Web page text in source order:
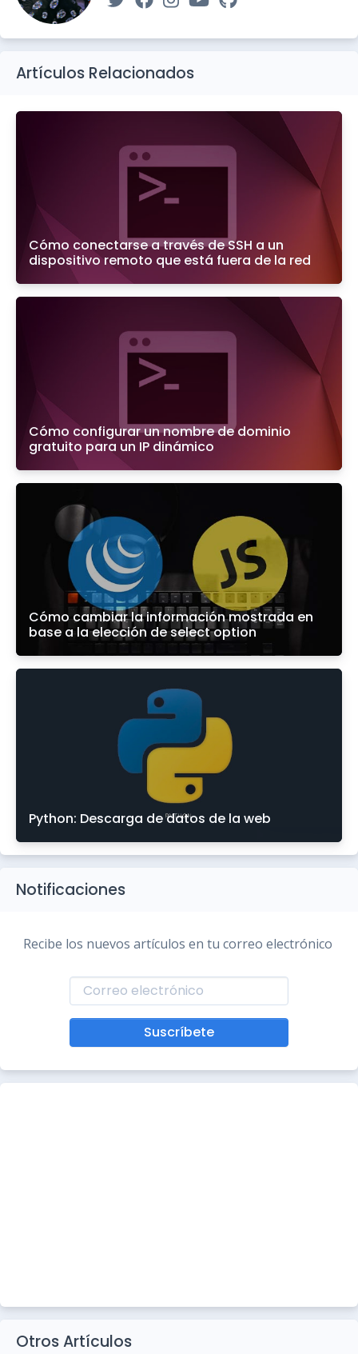
Artículos Relacionados
Cómo conectarse a través de SSH a un
dispositivo remoto que está fuera de la red
Cómo configurar un nombre de dominio
gratuito para un IP dinámico
Cómo cambiar la información mostrada en
base a la elección de select option
Python: Descarga de datos de la web
Notificaciones
Recibe los nuevos artículos en tu correo electrónico
Suscríbete
Otros Artículos